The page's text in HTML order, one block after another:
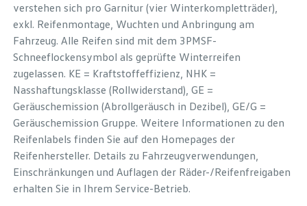
verstehen sich pro Garnitur (vier Winterkompletträder),
exkl. Reifenmontage, Wuchten und Anbringung am
Fahrzeug. Alle Reifen sind mit dem 3PMSF-
Schneeflockensymbol als geprüfte Winterreifen
zugelassen. KE = Kraftstoffeffizienz, NHK =
Nasshaftungsklasse (Rollwiderstand), GE =
Geräuschemission (Abrollgeräusch in Dezibel), GE/G =
Geräuschemission Gruppe. Weitere Informationen zu den
Reifenlabels finden Sie auf den Homepages der
Reifenhersteller. Details zu Fahrzeugverwendungen,
Einschränkungen und Auflagen der Räder-/Reifenfreigaben
erhalten Sie in Ihrem Service-Betrieb.